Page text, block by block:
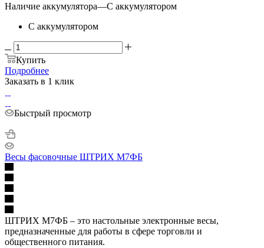
Наличие аккумулятора—С аккумулятором
С аккумулятором
Купить
Подробнее
Заказать в 1 клик
Быстрый просмотр
Весы фасовочные ШТРИХ М7ФБ
ШТРИХ М7ФБ – это настольные электронные весы,
предназначенные для работы в сфере торговли и
общественного питания.